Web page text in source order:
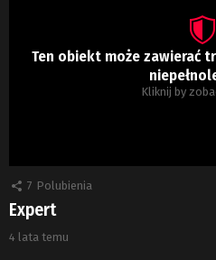
Ten obiekt może zawierać
Kliknij by
7 Polubienia
Expert
4 lata temu